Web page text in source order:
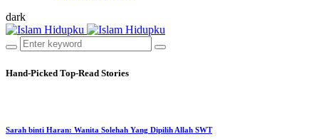
dark
Hand-Picked Top-Read Stories
Sarah binti Haran: Wanita Solehah Yang Dipilih Allah SWT